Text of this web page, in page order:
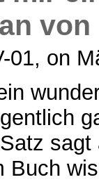
01, on
Buch